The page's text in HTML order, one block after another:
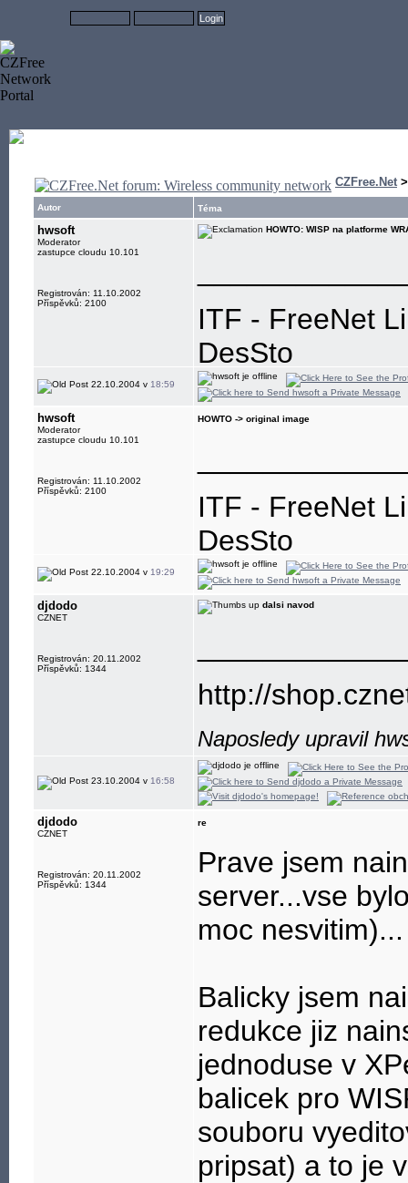
CZFree.Net
Autor Téma
hwsoft
Moderator
zastupce cloudu 10.101
Registrován: 11.10.2002
Příspěvků: 2100
HOWTO: WISP na platforme
ITF - FreeNet
DesSto
jabber:
22.10.2004 v 18:59
hwsoft
Moderator
zastupce cloudu 10.101
Registrován: 11.10.2002
Příspěvků: 2100
HOWTO -> original image
ITF - FreeNet
DesSto
jabber:
22.10.2004 v 19:29
djdodo
CZNET
Registrován: 20.11.2002
Příspěvků: 1344
dalsi navod
http://
Naposledy upravil
23.10.2004 v 16:58
djdodo
CZNET
Registrován: 20.11.2002
Příspěvků: 1344
re
Prave jsem
server...vse
moc nesvitim)...
Balicky jsem
redukce jiz
jednoduse v
balicek pro
souboru
pripsat) a to je